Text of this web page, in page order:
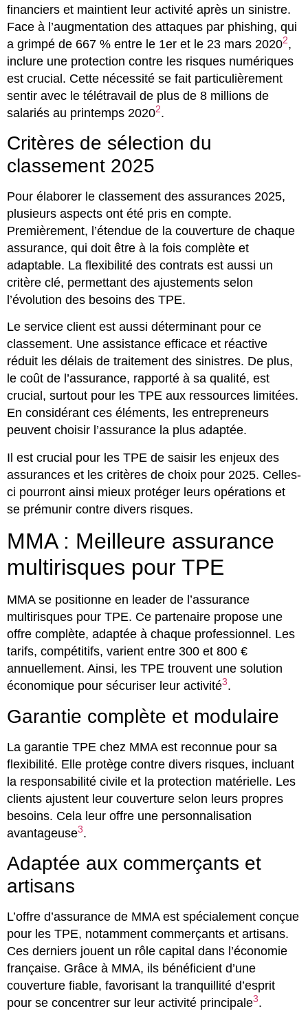
financiers et maintient leur activité après un sinistre.
Face à l’augmentation des attaques par phishing, qui
a grimpé de 667 % entre le 1er et le 23 mars 20202,
inclure une protection contre les risques numériques
est crucial. Cette nécessité se fait particulièrement
sentir avec le télétravail de plus de 8 millions de
salariés au printemps 20202.
Critères de sélection du
classement 2025
Pour élaborer le classement des assurances 2025,
plusieurs aspects ont été pris en compte.
Premièrement, l’étendue de la couverture de chaque
assurance, qui doit être à la fois complète et
adaptable. La flexibilité des contrats est aussi un
critère clé, permettant des ajustements selon
l’évolution des besoins des TPE.
Le service client est aussi déterminant pour ce
classement. Une assistance efficace et réactive
réduit les délais de traitement des sinistres. De plus,
le coût de l’assurance, rapporté à sa qualité, est
crucial, surtout pour les TPE aux ressources limitées.
En considérant ces éléments, les entrepreneurs
peuvent choisir l’assurance la plus adaptée.
Il est crucial pour les TPE de saisir les enjeux des
assurances et les critères de choix pour 2025. Celles-
ci pourront ainsi mieux protéger leurs opérations et
se prémunir contre divers risques.
MMA : Meilleure assurance
multirisques pour TPE
MMA se positionne en leader de l’assurance
multirisques pour TPE. Ce partenaire propose une
offre complète, adaptée à chaque professionnel. Les
tarifs, compétitifs, varient entre 300 et 800 €
annuellement. Ainsi, les TPE trouvent une solution
économique pour sécuriser leur activité3.
Garantie complète et modulaire
La garantie TPE chez MMA est reconnue pour sa
flexibilité. Elle protège contre divers risques, incluant
la responsabilité civile et la protection matérielle. Les
clients ajustent leur couverture selon leurs propres
besoins. Cela leur offre une personnalisation
avantageuse3.
Adaptée aux commerçants et
artisans
L’offre d’assurance de MMA est spécialement conçue
pour les TPE, notamment commerçants et artisans.
Ces derniers jouent un rôle capital dans l’économie
française. Grâce à MMA, ils bénéficient d’une
couverture fiable, favorisant la tranquillité d’esprit
pour se concentrer sur leur activité principale3.